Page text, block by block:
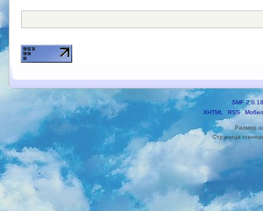
SMF 2.0.18
XHTML
RSS
Размер
Страница